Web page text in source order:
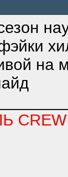
на
CREW